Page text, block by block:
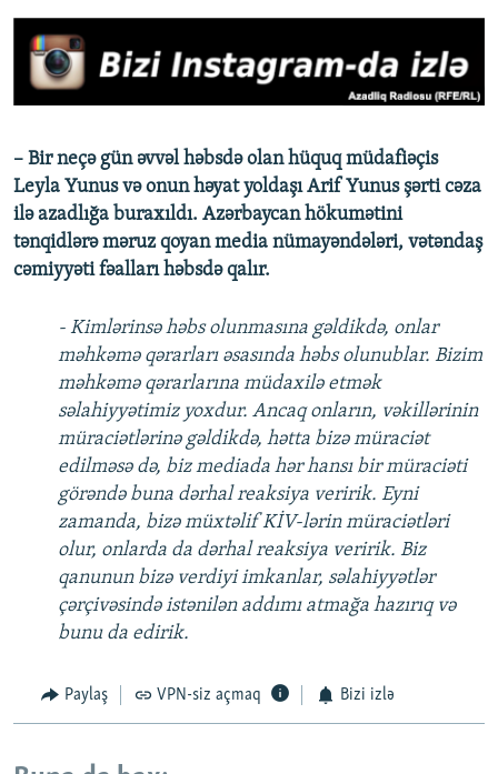
– Bir neçə gün əvvəl həbsdə olan hüquq müdafiəçis
Leyla Yunus və onun həyat yoldaşı Arif Yunus şərti cəza
ilə azadlığa buraxıldı. Azərbaycan hökumətini
tənqidlərə məruz qoyan media nümayəndələri, vətəndaş
cəmiyyəti fəalları həbsdə qalır.
- Kimlərinsə həbs olunmasına gəldikdə, onlar
məhkəmə qərarları əsasında həbs olunublar. Bizim
məhkəmə qərarlarına müdaxilə etmək
səlahiyyətimiz yoxdur. Ancaq onların, vəkillərinin
müraciətlərinə gəldikdə, hətta bizə müraciət
edilməsə də, biz mediada hər hansı bir müraciəti
görəndə buna dərhal reaksiya veririk. Eyni
zamanda, bizə müxtəlif KİV-lərin müraciətləri
olur, onlarda da dərhal reaksiya veririk. Biz
qanunun bizə verdiyi imkanlar, səlahiyyətlər
çərçivəsində istənilən addımı atmağa hazırıq və
bunu da edirik.
Paylaş VPN-siz açmaq Bizi izlə